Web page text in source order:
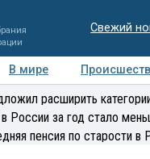
Свежий
В мире
Медиацентр
расширить
России за год стало
пенсия по старости в